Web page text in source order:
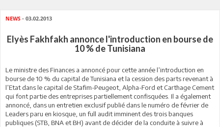
NEWS - 03.02.2013
Elyès Fakhfakh annonce l'introduction en bourse de
10 % de Tunisiana
Le ministre des Finances a annoncé pour cette année l’introduction en
bourse de 10 % du capital de Tunisiana et la cession des parts revenant à
l’Etat dans le capital de Stafim-Peugeot, Alpha-Ford et Carthage Cement
qui font partie des entreprises partiellement confisquées. Il a également
annoncé, dans un entretien exclusif publié dans le numéro de février de
Leaders paru en kiosque, un full audit imminent des trois banques
publiques (STB, BNA et BH) avant de décider de la conduite à suivre à